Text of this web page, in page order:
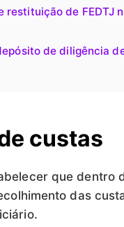
de FEDTJ
de diligência
custas
que dentro
das